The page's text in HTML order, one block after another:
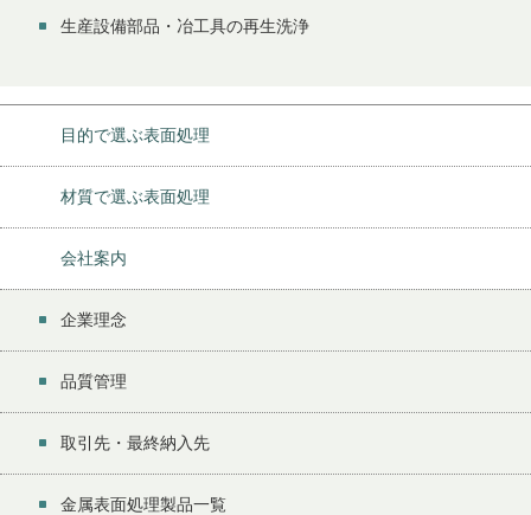
生産設備部品・冶工具の再生洗浄
目的で選ぶ表面処理
材質で選ぶ表面処理
会社案内
企業理念
品質管理
取引先・最終納入先
金属表面処理製品一覧